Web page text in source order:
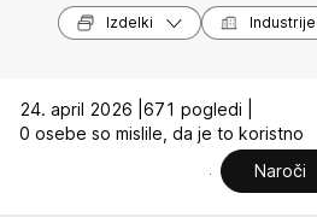
Izdelki Industrije
24. april 2026 | 671 pogledi |
0 osebe so mislile, da je to koristno
Naroči